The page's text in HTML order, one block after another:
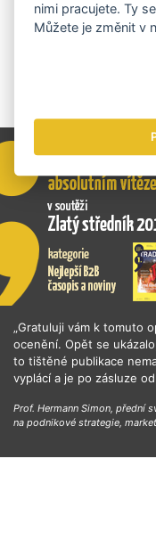
„Gratuluji vám k tomuto
ocenění. Opět se
to tištěné publikace
vyplácí a je po zásluze
Prof. Hermann Simon, přední
na podnikové strategie,
nimi pracujete. Ty
Můžete je změnit v